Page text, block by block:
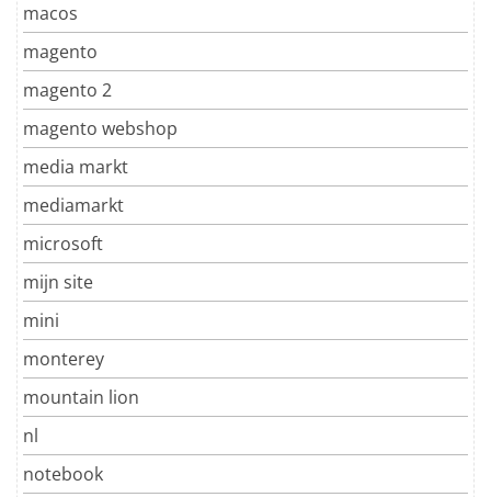
macos
magento
magento 2
magento webshop
media markt
mediamarkt
microsoft
mijn site
mini
monterey
mountain lion
nl
notebook